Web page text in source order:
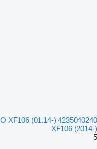
XF106 (2014-)
5